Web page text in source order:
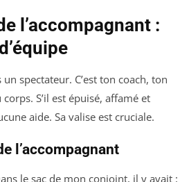
l’accompagnant :
spectateur. C’est ton coach, ton
S’il est épuisé, affamé et
aide. Sa valise est cruciale.
l’accompagnant
le sac de mon conjoint, il y avait :